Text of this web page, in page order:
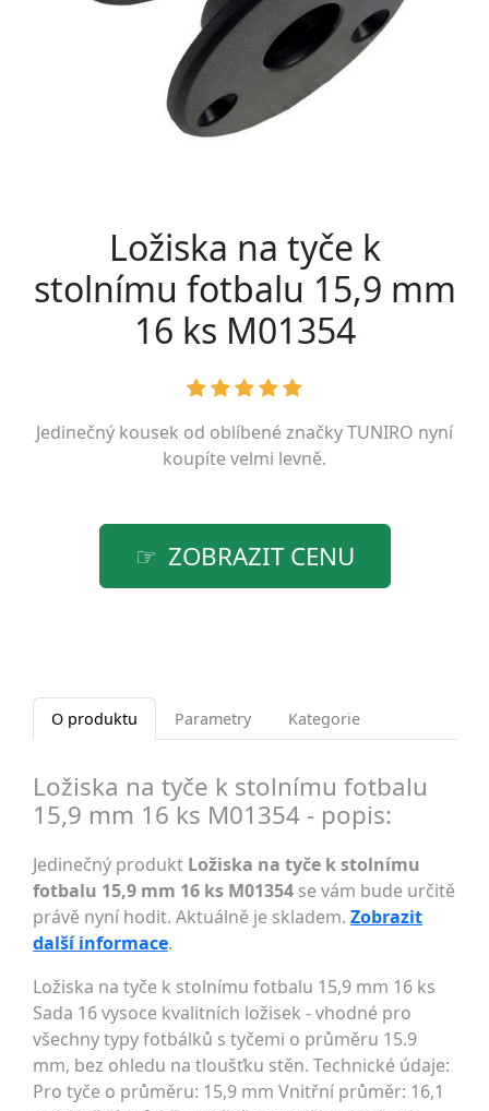
Ložiska na tyče k
stolnímu fotbalu 15,9 mm
16 ks M01354
Jedinečný kousek od oblíbené značkyTUNIRO nyní
koupíte velmi levně.
ZOBRAZIT CENU
O produktu Parametry Kategorie
Ložiska na tyče k stolnímu fotbalu
15,9 mm 16 ks M01354 - popis:
Jedinečný produkt Ložiska na tyče k stolnímu
fotbalu 15,9 mm 16 ks M01354 se vám bude určitě
právě nyní hodit. Aktuálně je skladem. Zobrazit
další informace.
Ložiska na tyče k stolnímu fotbalu 15,9 mm 16 ks
Sada 16 vysoce kvalitních ložisek - vhodné pro
všechny typy fotbálků s tyčemi o průměru 15.9
mm, bez ohledu na tloušťku stěn. Technické údaje:
Pro tyče o průměru: 15,9 mm Vnitřní průměr: 16,1